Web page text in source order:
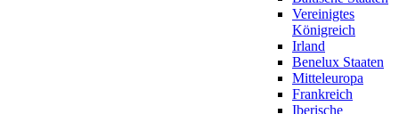
Vereinigtes
Königreich
Irland
Benelux Staaten
Mitteleuropa
Frankreich
Iberische